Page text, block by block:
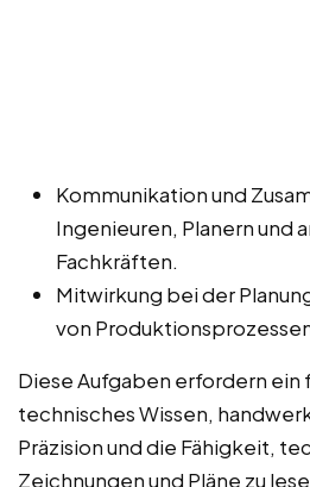
Kommunikation und
Ingenieuren, Planern und
Fachkräften.
Mitwirkung bei der
von
Diese Aufgaben erfordern ein
technisches Wissen,
Präzision und die Fähigkeit,
Zeichnungen und Pläne zu